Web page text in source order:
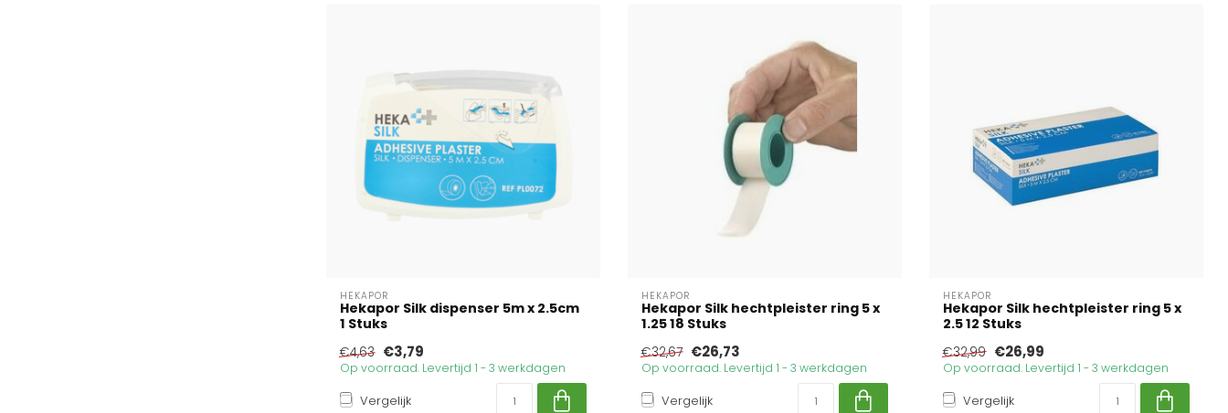
HEKAPOR
Hekapor Silk dispenser 5m x 2.5cm
1 Stuks
€4,63 €3,79
Op voorraad. Levertijd 1 - 3 werkdagen
Vergelijk
HEKAPOR
Hekapor Silk hechtpleister ring 5 x
1.25 18 Stuks
€32,67 €26,73
Op voorraad. Levertijd 1 - 3 werkdagen
Vergelijk
HEKAPOR
Hekapor Silk hechtpleister ring 5 x
2.5 12 Stuks
€32,99 €26,99
Op voorraad. Levertijd 1 - 3 werkdagen
Vergelijk